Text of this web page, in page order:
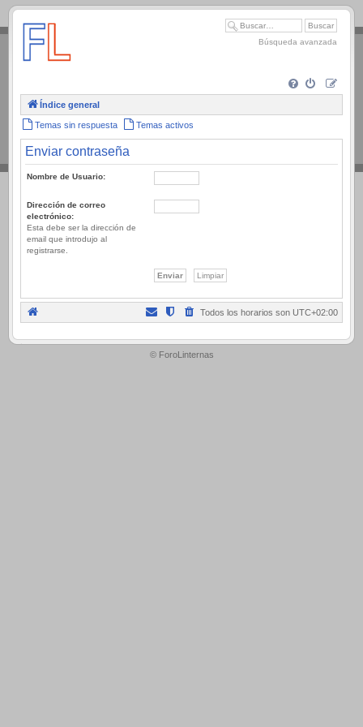
.
Búsqueda avanzada
Índice general
Temas sin respuesta Temas activos
Enviar contraseña
Nombre de Usuario:
Dirección de correo
electrónico:
Esta debe ser la dirección de
email que introdujo al
registrarse.
Todos los horarios son UTC+02:00
.
© ForoLinternas